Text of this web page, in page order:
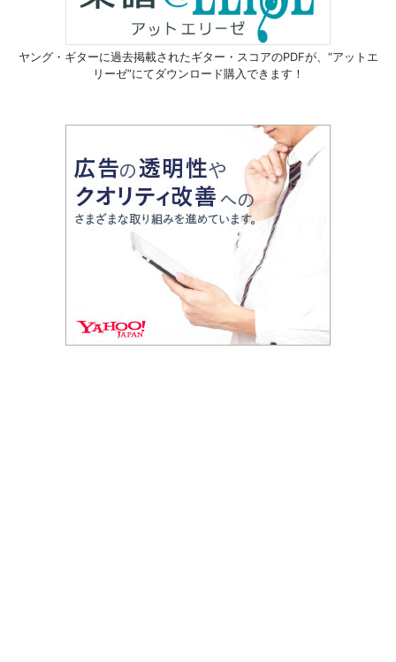
ヤング・ギターに過去掲載されたギター・スコアのPDFが、 “アットエ
リーゼ”にてダウンロード購入できます！